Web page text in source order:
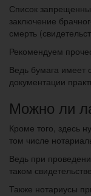
Список
заключение
смерть
Рекомендуем
Ведь бумага имеет
документации
Можно ли
Кроме того, здесь
том числе
Ведь при
таком
Также нотариусы